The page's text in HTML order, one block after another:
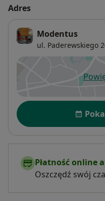
Adres
Modentus
ul. Paderewskiego
Dostępność
Płatność online
Oszczędź swój